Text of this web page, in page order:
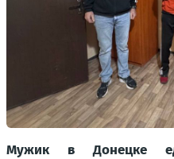
Мужик в Донецке